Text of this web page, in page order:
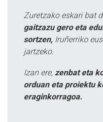
Zuretzako eskari bat
gaitzazu gero eta
sortzen, Iruñerriko
jartzeko.
Izan ere, zenbat eta
orduan eta proiektu
eraginkorragoa.